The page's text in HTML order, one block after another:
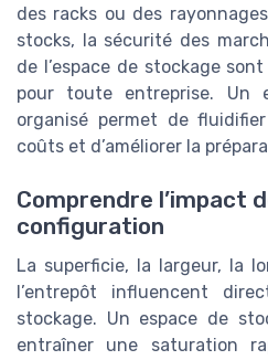
des racks ou des
stocks, la sécurité des
de l’espace de stockage
pour toute entreprise. Un
organisé permet de
coûts et d’améliorer la
Comprendre l’impact
configuration
La superficie, la largeur, la
l’entrepôt influencent
stockage. Un espace de
entraîner une saturation